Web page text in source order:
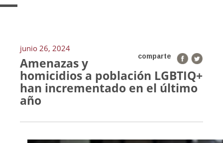
junio 26, 2024
comparte
Amenazas y
homicidios a población LGBTIQ+
han incrementado en el último
año